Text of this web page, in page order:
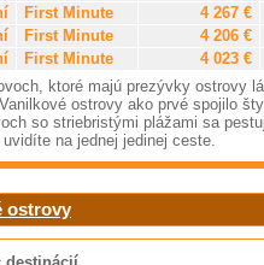
First Minute 4 267 €
First Minute 4 206 €
First Minute 4 023 €
ktoré majú prezývky ostrovy
ostrovy ako prvé spojilo
so striebristými plážami sa
na jednej jedinej ceste.
ostrovy